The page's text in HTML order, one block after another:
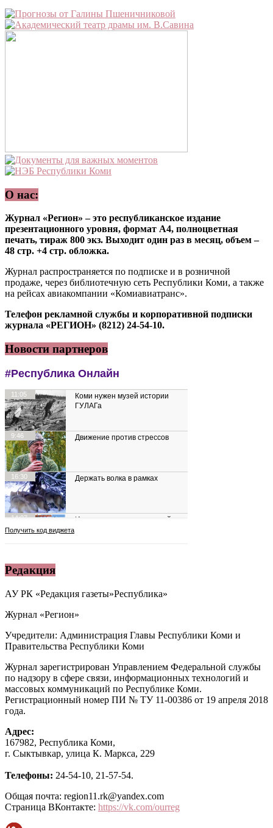
О нас:
Журнал «Регион» – это республиканское издание
презентационного уровня, формат А4, полноцветная
печать, тираж 800 экз. Выходит один раз в месяц, объем –
48 стр. +4 стр. обложка.
Журнал распространяется по подписке и в розничной
продаже, через библиотечную сеть Республики Коми, а также
на рейсах авиакомпании «Комиавиатранс».
Телефон рекламной службы и корпоративной подписки
журнала «РЕГИОН» (8212) 24-54-10.
Новости партнеров
Редакция
АУ РК «Редакция газеты»Республика»
Журнал «Регион»
Учредители: Администрация Главы Республики Коми и
Правительства Республики Коми
Журнал зарегистрирован Управлением Федеральной службы
по надзору в сфере связи, информационных технологий и
массовых коммуникаций по Республике Коми.
Регистрационный номер ПИ № ТУ 11-00386 от 19 апреля 2018
года.
Адрес:
167982, Республика Коми,
г. Сыктывкар, улица К. Маркса, 229
Телефоны: 24-54-10, 21-57-54.
Общая почта: region11.rk@yandex.com
Страница ВКонтакте: https://vk.com/ourreg